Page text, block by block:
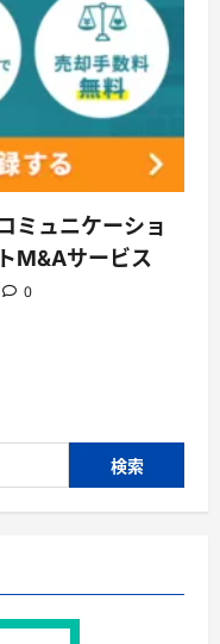
ミュニケーショ
M&Aサービス
0